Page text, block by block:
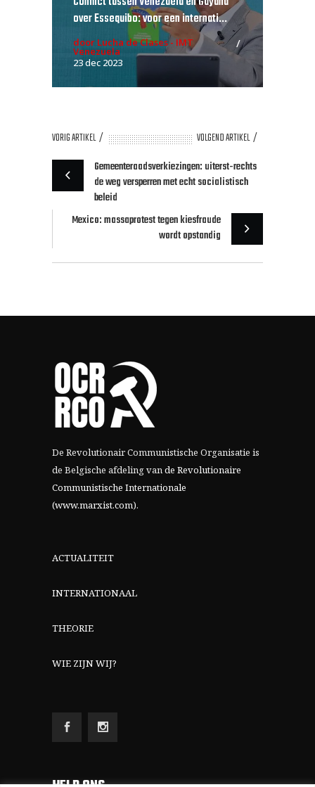
over Essequibo: voor een internati...
door Lucha de Clases - IMT
Venezuela
23 dec 2023
VORIG ARTIKEL
VOLGEND ARTIKEL
Gemeenteraadsverkiezingen: uiterst-rechts
de weg versperren met echt socialistisch
beleid
Mexico: massaprotest tegen kiesfraude
wordt opstandig
De Revolutionair Communistische Organisatie is
de Belgische afdeling vande Revolutionaire
Communistische Internationale
(www.marxist.com).
ACTUALITEIT
INTERNATIONAAL
THEORIE
WIE ZIJN WIJ?